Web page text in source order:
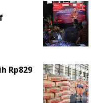
Rp829